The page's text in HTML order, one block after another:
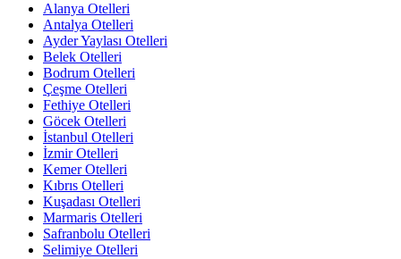
Alanya Otelleri
Antalya Otelleri
Ayder Yaylası Otelleri
Belek Otelleri
Bodrum Otelleri
Çeşme Otelleri
Fethiye Otelleri
Göcek Otelleri
İstanbul Otelleri
İzmir Otelleri
Kemer Otelleri
Kıbrıs Otelleri
Kuşadası Otelleri
Marmaris Otelleri
Safranbolu Otelleri
Selimiye Otelleri